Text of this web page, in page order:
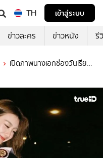
TH
เข้าสู่ระบบ
ข่าวละคร ข่าวหนัง รี
เปิดภาพนางเอกช่องวันเรียน